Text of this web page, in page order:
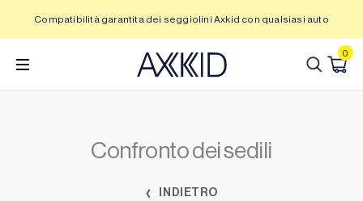
contenuto
Compatibilità garantita dei seggiolini Axkid con qualsiasi auto
0
Confronto dei sedili
INDIETRO